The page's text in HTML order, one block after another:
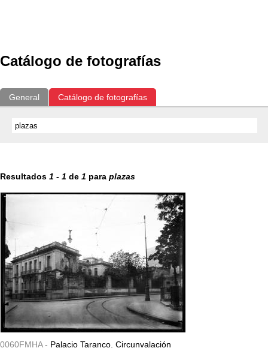
Catálogo de fotografías
General Catálogo de fotografías
Resultados 1 - 1 de 1 para plazas
0060FMHA - Palacio Taranco. Circunvalación